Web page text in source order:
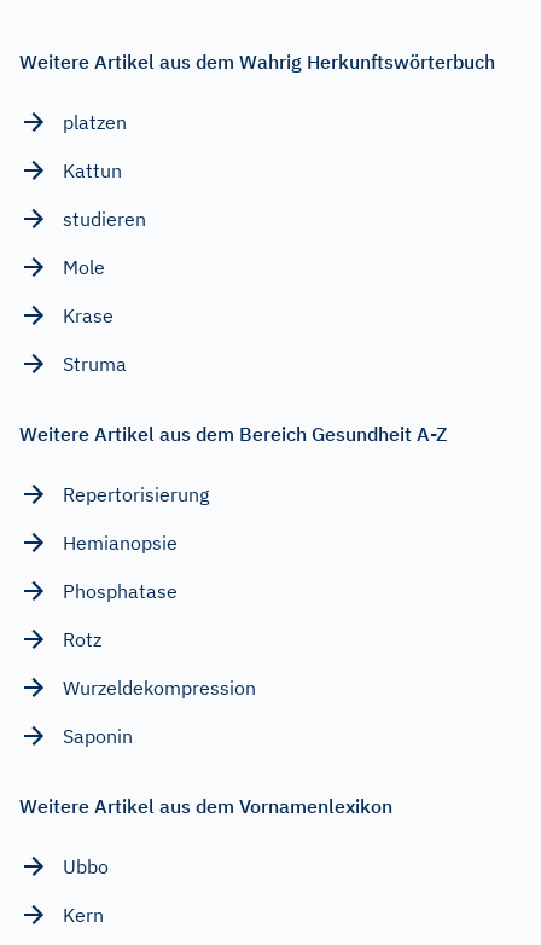
Weitere Artikel aus dem Wahrig Herkunftswörterbuch
platzen
Kattun
studieren
Mole
Krase
Struma
Weitere Artikel aus dem Bereich Gesundheit A-Z
Repertorisierung
Hemianopsie
Phosphatase
Rotz
Wurzeldekompression
Saponin
Weitere Artikel aus dem Vornamenlexikon
Ubbo
Kern